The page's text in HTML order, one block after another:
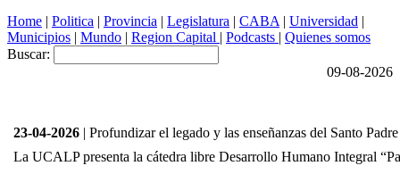
Home | Politica | Provincia | Legislatura | CABA | Universidad |
Municipios | Mundo | Region Capital | Podcasts | Quienes somos
Buscar:
09-08-2026
23-04-2026 | Profundizar el legado y las enseñanzas del Santo
La UCALP presenta la cátedra libre Desarrollo Humano Integral